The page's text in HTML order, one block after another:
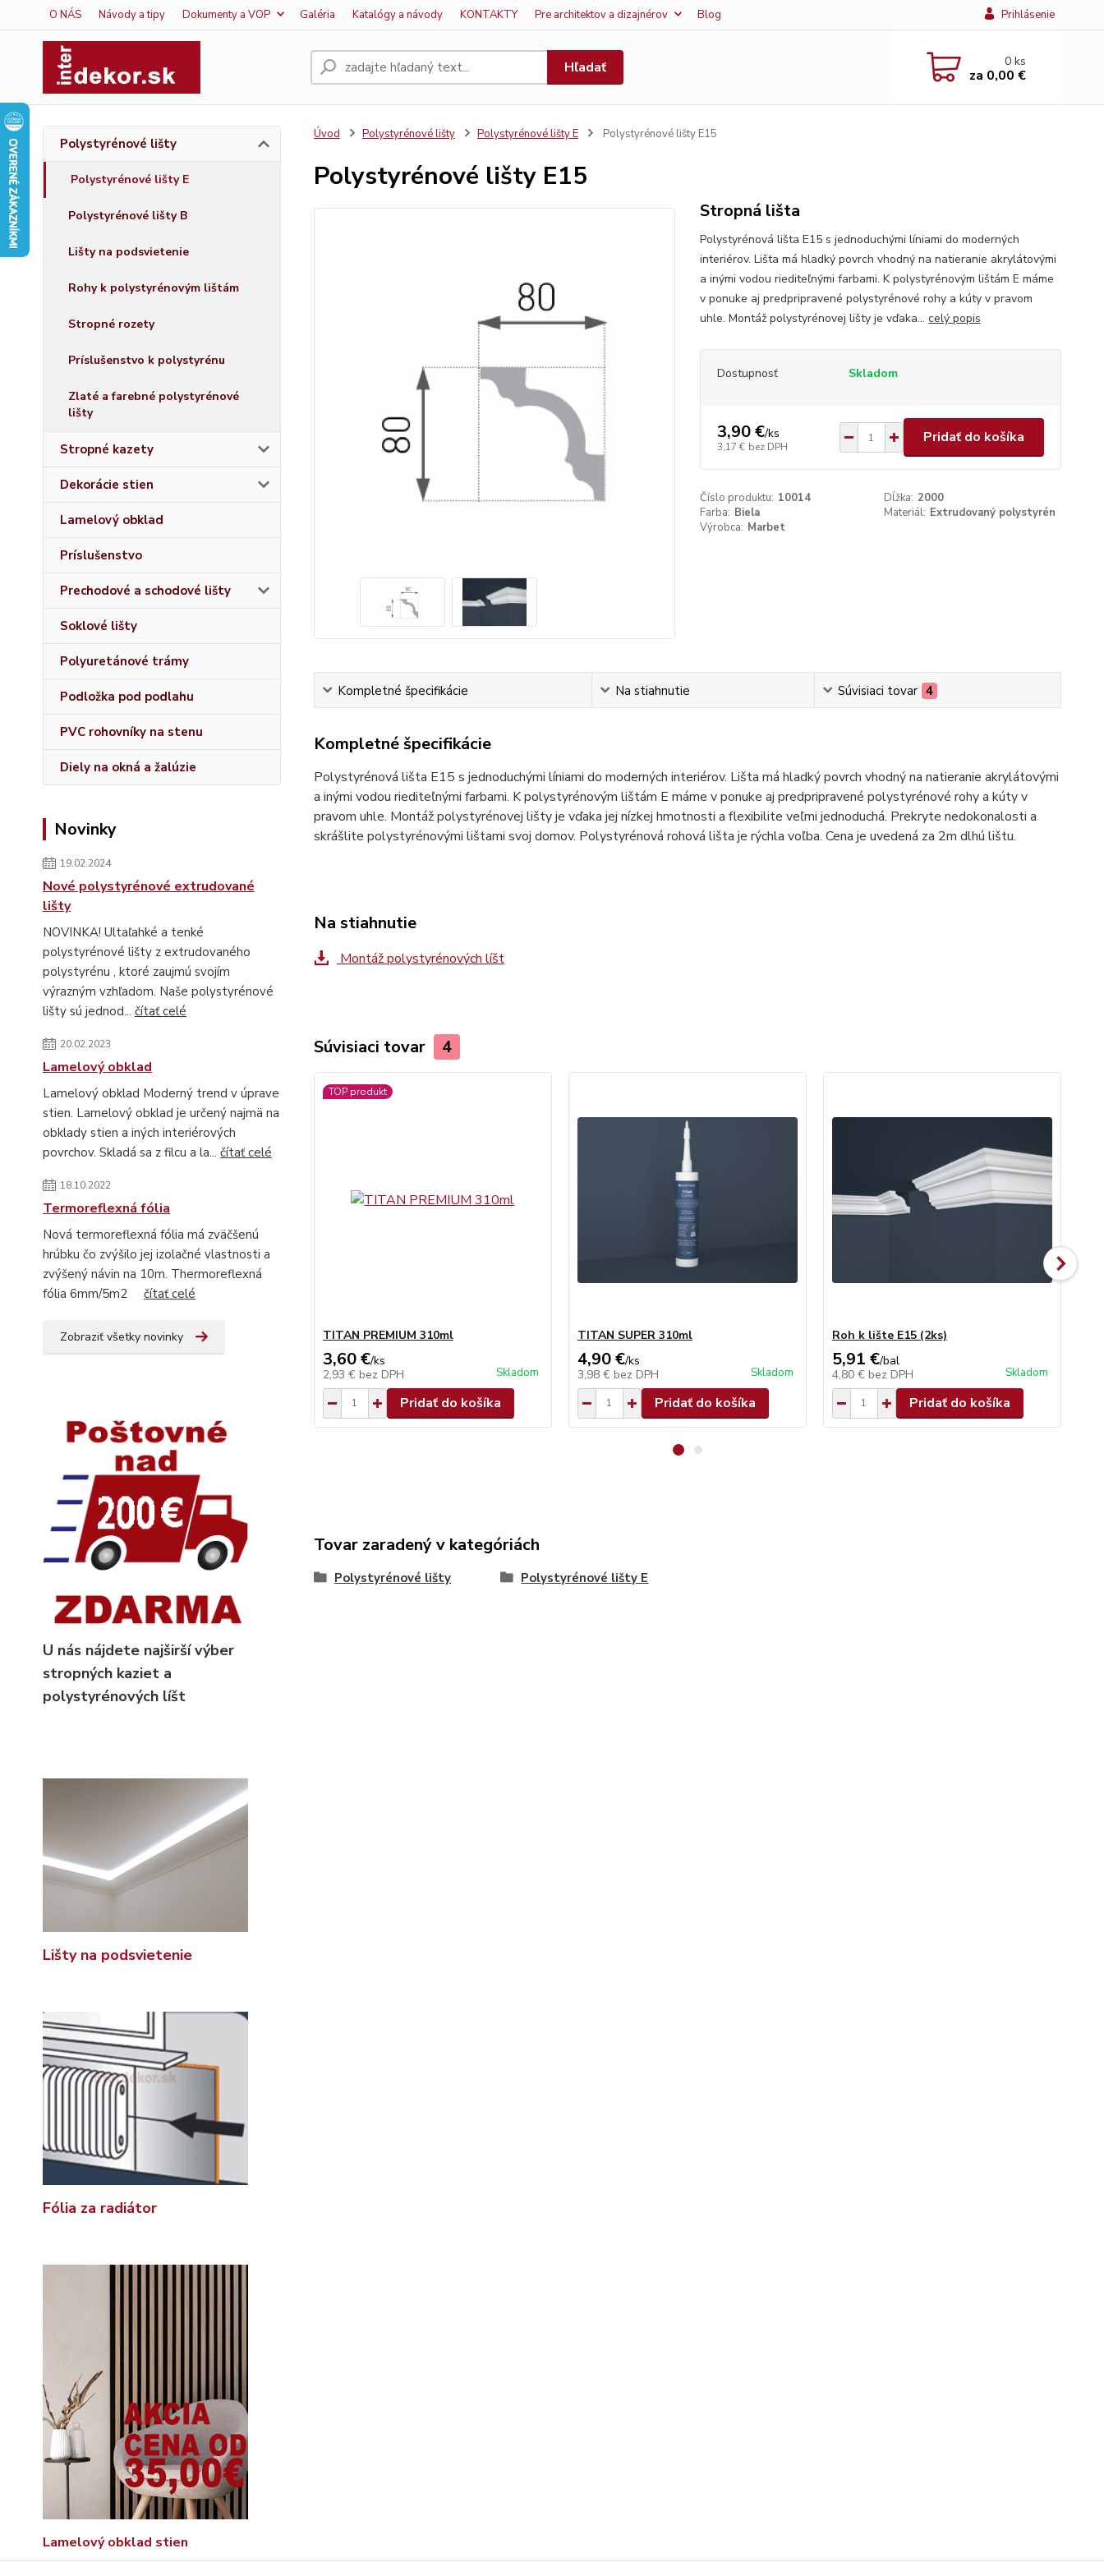
O NÁS Návody a tipy Dokumenty a VOP Galéria Katalógy a návody KONTAKTY Pre architektov a dizajnérov Blog Prihlásenie
Hľadať 0ks
za 0,00 €
Polystyrénové lišty
Polystyrénové lišty E
Polystyrénové lišty B
Lišty na podsvietenie
Rohy k polystyrénovým lištám
Stropné rozety
Príslušenstvo k polystyrénu
Zlaté a farebné polystyrénové
lišty
Stropné kazety
Dekorácie stien
Lamelový obklad
Príslušenstvo
Prechodové a schodové lišty
Soklové lišty
Polyuretánové trámy
Podložka pod podlahu
PVC rohovníky na stenu
Diely na okná a žalúzie
Novinky
19.02.2024
Nové polystyrénové extrudované
lišty
NOVINKA! Ultaľahké a tenké
polystyrénové lišty z extrudovaného
polystyrénu , ktoré zaujmú svojím
výrazným vzhľadom. Naše polystyrénové
lišty sú jednod... čítať celé
20.02.2023
Lamelový obklad
Lamelový obklad Moderný trend v úprave
stien. Lamelový obklad je určený najmä na
obklady stien a iných interiérových
povrchov. Skladá sa z filcu a la... čítať celé
18.10.2022
Termoreflexná fólia
Nová termoreflexná fólia má zväčšenú
hrúbku čo zvýšilo jej izolačné vlastnosti a
zvýšený návin na 10m. Thermoreflexná
fólia 6mm/5m2 čítať celé
Zobraziť všetky novinky
U nás nájdete najširší výber
stropných kaziet a
polystyrénových líšt
Lišty na podsvietenie
Fólia za radiátor
Lamelový obklad stien
Úvod Polystyrénové lišty Polystyrénové lišty E Polystyrénové lišty E15
Polystyrénové lišty E15
Stropná lišta
Polystyrénová lišta E15 s jednoduchými líniami do moderných
interiérov. Lišta má hladký povrch vhodný na natieranie akrylátovými
a inými vodou riediteľnými farbami. K polystyrénovým lištám E máme
v ponuke aj predpripravené polystyrénové rohy a kúty v pravom
uhle. Montáž polystyrénovej lišty je vďaka... celý popis
Dostupnosť Skladom
3,90 €/ks
3,17 € bez DPH
Pridať do košíka
Číslo produktu: 10014 Dĺžka: 2000
Farba: Biela Materiál: Extrudovaný polystyrén
Výrobca: Marbet
Kompletné špecifikácie Na stiahnutie Súvisiaci tovar 4
Kompletné špecifikácie
Polystyrénová lišta E15 s jednoduchými líniami do moderných interiérov. Lišta má hladký povrch vhodný na natieranie akrylátovými
a inými vodou riediteľnými farbami. K polystyrénovým lištám E máme v ponuke aj predpripravené polystyrénové rohy a kúty v
pravom uhle. Montáž polystyrénovej lišty je vďaka jej nízkej hmotnosti a flexibilite veľmi jednoduchá. Prekryte nedokonalosti a
skrášlite polystyrénovými lištami svoj domov. Polystyrénová rohová lišta je rýchla voľba. Cena je uvedená za 2m dlhú lištu.
Na stiahnutie
Montáž polystyrénových líšt
Súvisiaci tovar 4
TOP produkt
TITAN PREMIUM 310ml
3,60 €/ks
2,93 € bez DPH Skladom
Pridať do košíka
TITAN SUPER 310ml
4,90 €/ks
3,98 € bez DPH Skladom
Pridať do košíka
Roh k lište E15 (2ks)
5,91 €/bal
4,80 € bez DPH Skladom
Pridať do košíka
Tovar zaradený v kategóriách
Polystyrénové lišty Polystyrénové lišty E